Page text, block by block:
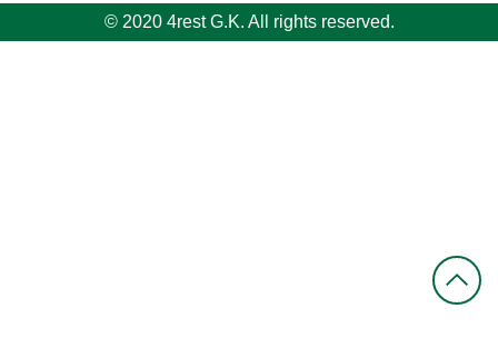
© 2020 4rest G.K. All rights reserved.